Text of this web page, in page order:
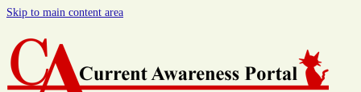
Skip to main content area